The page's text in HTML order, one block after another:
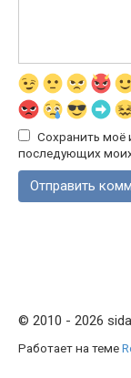
Сохранить моё
последующих
© 2010 - 2026
Работает на теме